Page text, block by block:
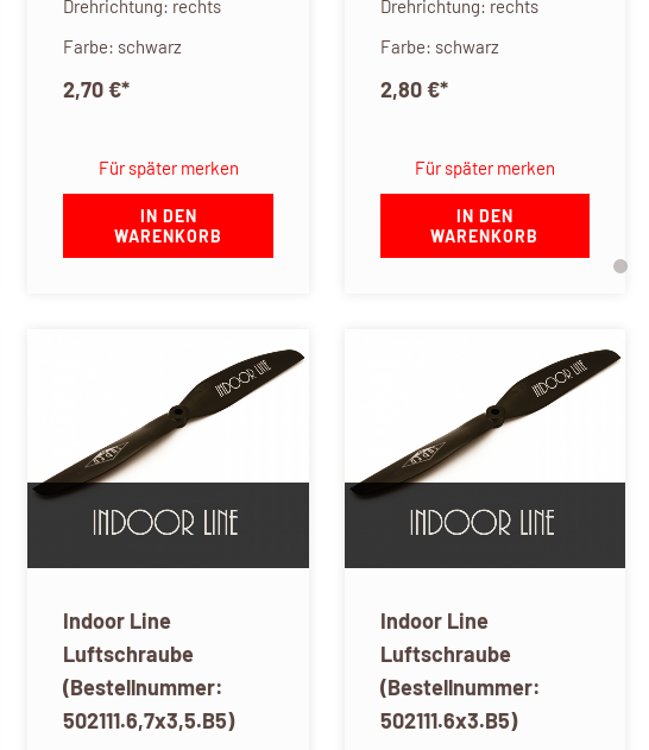
Drehrichtung: rechts
Farbe: schwarz
2,70 €*
Für später merken
IN DEN
WARENKORB
Drehrichtung: rechts
Farbe: schwarz
2,80 €*
Für später merken
IN DEN
WARENKORB
Indoor Line
Luftschraube
(Bestellnummer:
502111.6,7x3,5.B5)
Indoor Line
Luftschraube
(Bestellnummer:
502111.6x3.B5)